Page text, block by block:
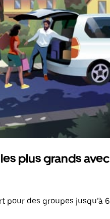
plus grands avec
pour des groupes jusqu’à 6